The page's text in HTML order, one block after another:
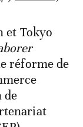
et Tokyo
réforme de
de